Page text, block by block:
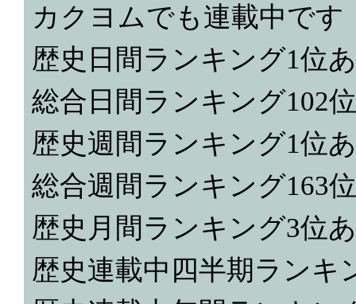
カクヨムでも連載中です
歴史日間ランキング1位
総合日間ランキング102
歴史週間ランキング1位
総合週間ランキング163
歴史月間ランキング3位
歴史連載中四半期ランキ